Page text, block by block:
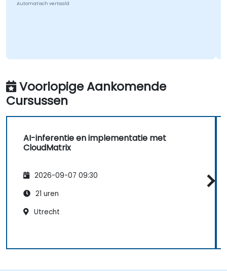
vertaald
Voorlopige Aankomende
Cursussen
AI-inferentie en implementatie met
CloudMatrix
2026-09-07 09:30
21 uren
Utrecht